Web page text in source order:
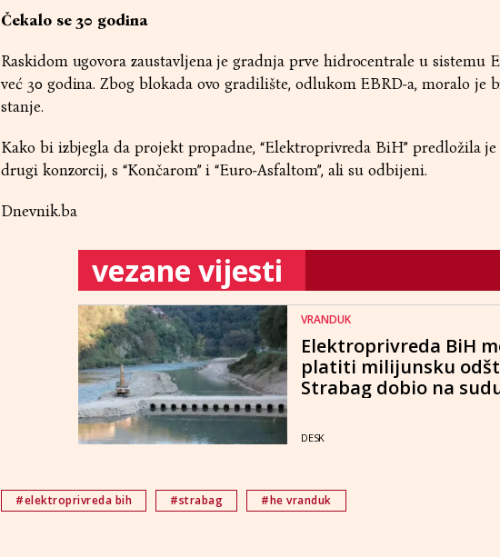
Čekalo se 30 godina
Raskidom ugovora zaustavljena je gradnja prve hidrocentrale u sistemu
već 30 godina. Zbog blokada ovo gradilište, odlukom EBRD-a, moralo je
stanje.
Kako bi izbjegla da projekt propadne, “Elektroprivreda BiH” predložila je
drugi konzorcij, s “Končarom” i “Euro-Asfaltom”, ali su odbijeni.
Dnevnik.ba
vezane vijesti
VRANDUK
Elektroprivreda BiH
platiti milijunsku
Strabag dobio na
DESK
#elektroprivreda bih #strabag #he vranduk